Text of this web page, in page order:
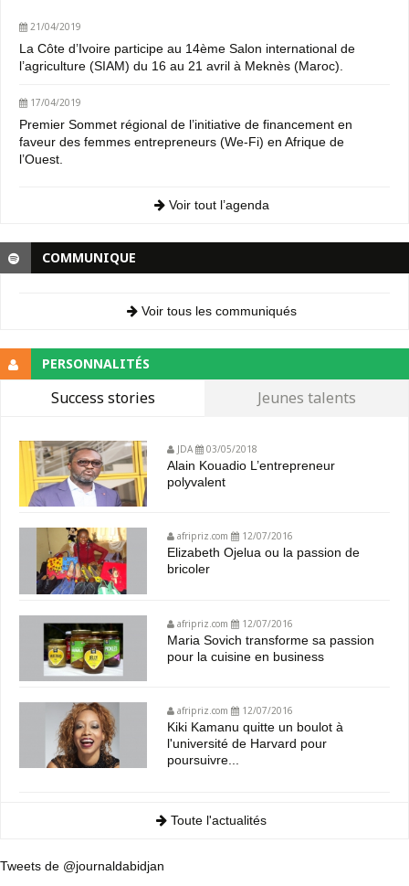
21/04/2019
La Côte d’Ivoire participe au 14ème Salon international de
l’agriculture (SIAM) du 16 au 21 avril à Meknès (Maroc).
17/04/2019
Premier Sommet régional de l’initiative de financement en
faveur des femmes entrepreneurs (We-Fi) en Afrique de
l’Ouest.
Voir tout l’agenda
COMMUNIQUE
Voir tous les communiqués
PERSONNALITÉS
Success stories Jeunes talents
JDA 03/05/2018
Alain Kouadio L’entrepreneur
polyvalent
afripriz.com 12/07/2016
Elizabeth Ojelua ou la passion de
bricoler
afripriz.com 12/07/2016
Maria Sovich transforme sa passion
pour la cuisine en business
afripriz.com 12/07/2016
Kiki Kamanu quitte un boulot à
l'université de Harvard pour
poursuivre...
Toute l'actualités
Tweets de @journaldabidjan